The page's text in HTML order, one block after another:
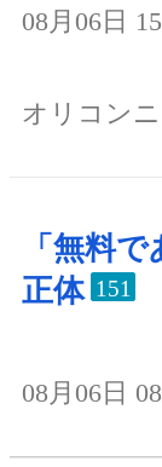
08月06日
オリコン
「無料
正体 151
08月06日